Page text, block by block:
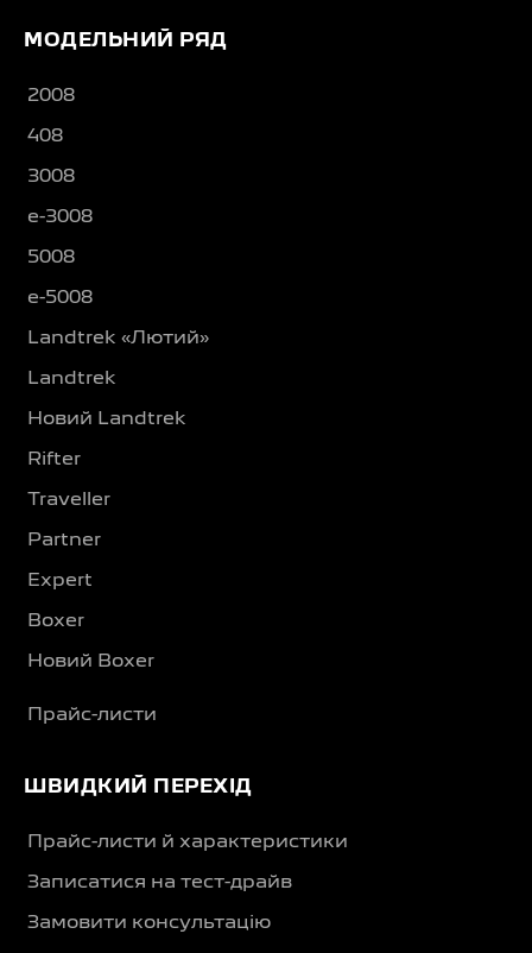
МОДЕЛЬНИЙ РЯД
2008
408
3008
e-3008
5008
e-5008
Landtrek «Лютий»
Landtrek
Новий Landtrek
Rifter
Traveller
Partner
Expert
Boxer
Новий Boxer
Прайс-листи
ШВИДКИЙ ПЕРЕХІД
Прайс-листи й характеристики
Записатися на тест-драйв
Замовити консультацію